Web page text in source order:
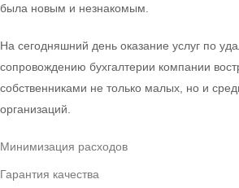
была новым и незнакомым.
На сегодняшний день оказание услуг по
сопровождению бухгалтерии компании
собственниками не только малых, но и
организаций.
Минимизация расходов
Гарантия качества